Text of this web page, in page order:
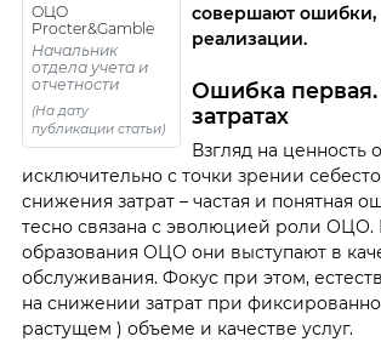
ОЦO
Procter&Gamble
Начальник
отдела учета и
отчетности
(На дату
публикации статьи)
совершают
реализации.
Ошибка первая.
затратах
Взгляд на ценность
исключительно с точки зрении
снижения затрат – частая и понятная
тесно связана с эволюцией роли ОЦО.
образования ОЦО они выступают в
обслуживания. Фокус при этом,
на снижении затрат при
растущем ) объеме и качестве услуг.